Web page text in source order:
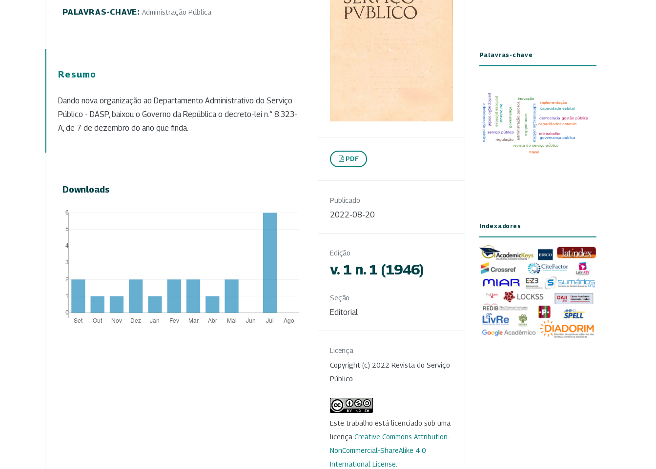
PALAVRAS-CHAVE: Administração Pública
Resumo
Dando nova organização ao Departamento Administrativo do Serviço
Público - DASP, baixou o Governo da República o decreto-lei n.° 8.323-
A, de 7 de dezembro do ano que finda.
Downloads
PDF
Publicado
2022-08-20
Edição
v. 1 n. 1 (1946)
Seção
Editorial
Licença
Copyright (c) 2022 Revista do Serviço
Público
Este trabalho está licenciado sob uma
licença Creative Commons Attribution-
NonCommercial-ShareAlike 4.0
International License
Palavras-chave
Indexadores